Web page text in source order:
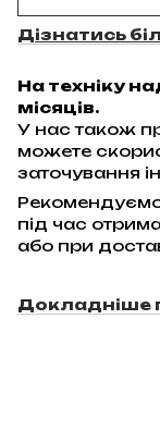
Дізнатись
На техніку
місяців.
У нас також
можете
заточування
Рекомендуємо
під час
або при
Докладніше